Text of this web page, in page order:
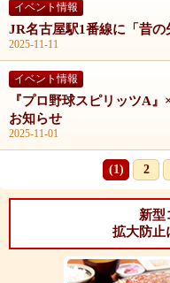
イベント情報
JR名古屋駅1番線に「昔の
2025-11-11
イベント情報
『プロ野球スピリッツA
お知らせ
2025-11-01
(1) 2
新型
拡大防止